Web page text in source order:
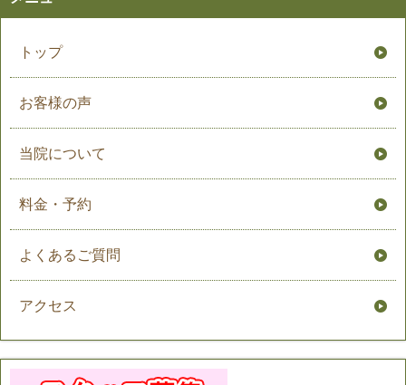
トップ
お客様の声
当院について
料金・予約
よくあるご質問
アクセス